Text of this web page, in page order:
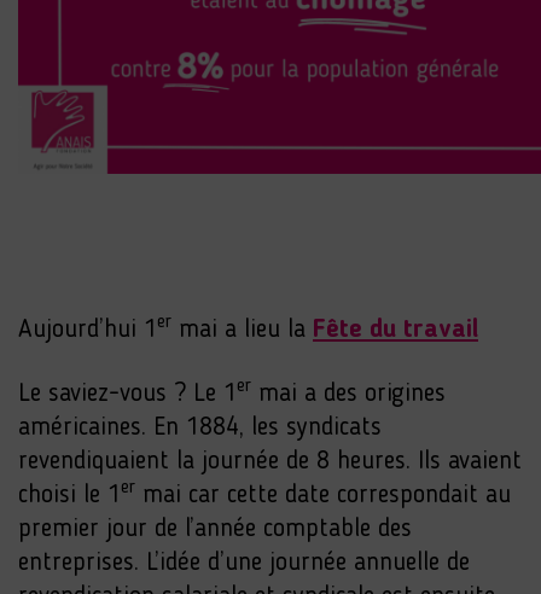
Aujourd’hui 1 er mai a lieu la Fête du travail
Le saviez-vous ? Le 1 er mai a des origines
américaines. En 1884, les syndicats
revendiquaient la journée de 8 heures. Ils avaient
choisi le 1 er mai car cette date correspondait au
premier jour de l’année comptable des
entreprises. L’idée d’une journée annuelle de